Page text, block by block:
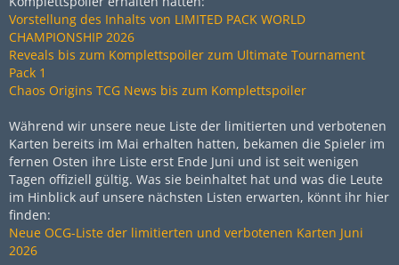
Vorstellung des Inhalts von LIMITED PACK WORLD
CHAMPIONSHIP 2026
Reveals bis zum Komplettspoiler zum Ultimate Tournament
Pack 1
Chaos Origins TCG News bis zum Komplettspoiler
Während wir unsere neue Liste der limitierten und verbotenen
Karten bereits im Mai erhalten hatten, bekamen die Spieler im
fernen Osten ihre Liste erst Ende Juni und ist seit wenigen
Tagen offiziell gültig. Was sie beinhaltet hat und was die Leute
im Hinblick auf unsere nächsten Listen erwarten, könnt ihr hier
finden:
Neue OCG-Liste der limitierten und verbotenen Karten Juni
2026